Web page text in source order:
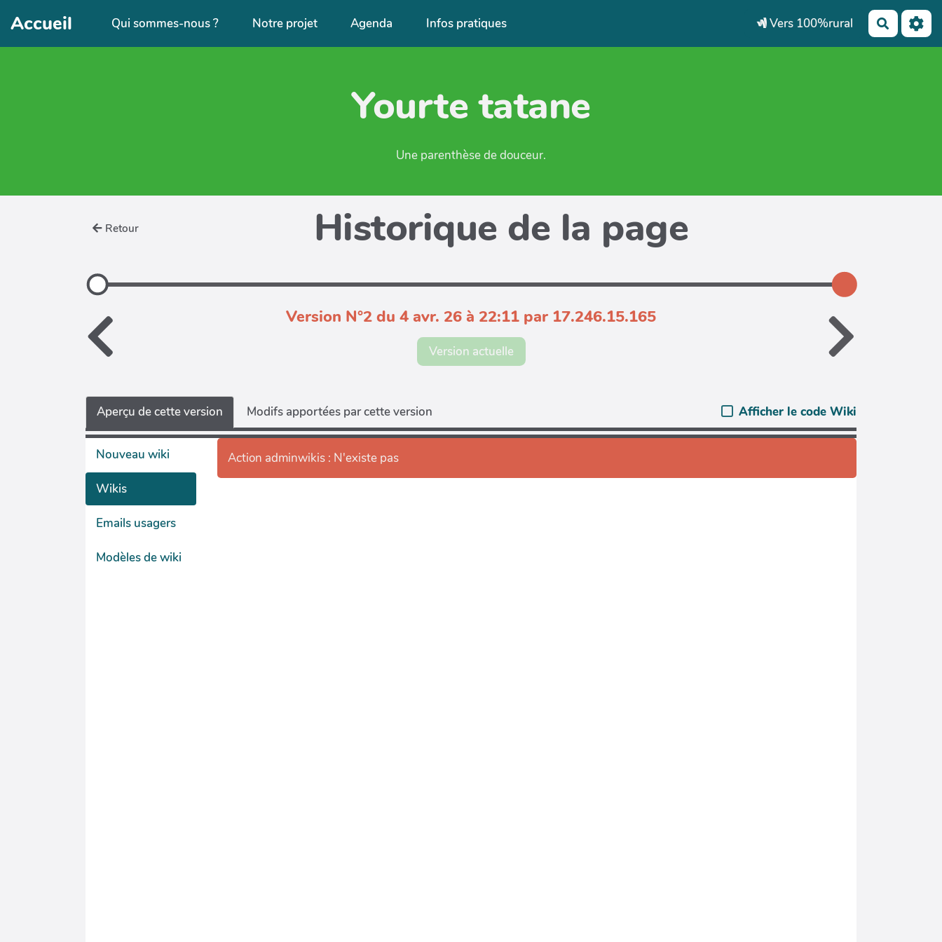
Aller au contenu principal
Accueil Qui sommes-nous ? Notre projet Agenda Infos pratiques Vers 100%rural
Yourte tatane
Une parenthèse de douceur.
Retour Historique de la page
Version N°2 du 4 avr. 26 à 22:11 par 17.246.15.165
Version actuelle
Aperçu de cette version Modifs apportées par cette version Afficher le code Wiki